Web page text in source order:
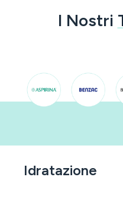
I Nostri
Idratazione